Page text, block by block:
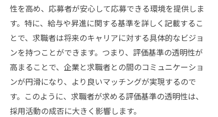
評価体系がもたらす応募率向上の理由
応募者の関心を引く評価基準の効果
評価体系が生む応募の質向上の秘訣
応募率向上を目指す評価戦略の立案
求人広告と評価基準の相乗効果
採用活動での応募者評価の実例
評価体系がもたらす採用プロセスの改善
性を高め、応募者が安心して応募できる環境を提供しま
す。特に、給与や昇進に関する基準を詳しく記載するこ
とで、求職者は将来のキャリアに対する具体的なビジョ
ンを持つことができます。つまり、評価基準の透明性が
高まることで、企業と求職者との間のコミュニケーショ
ンが円滑になり、より良いマッチングが実現するので
す。このように、求職者が求める評価基準の透明性は、
採用活動の成否に大きく影響します。